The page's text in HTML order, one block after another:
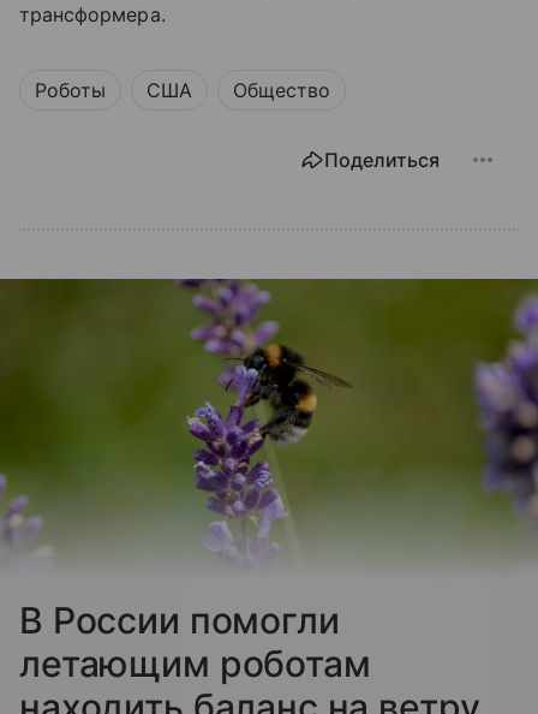
трансформера.
Роботы США Общество
Поделиться
В России помогли
летающим роботам